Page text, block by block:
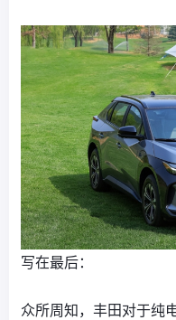
写在最后：
众所周知，丰田对于纯